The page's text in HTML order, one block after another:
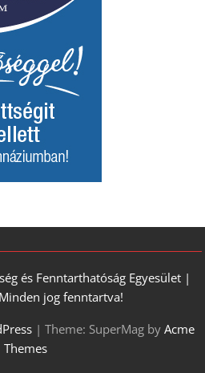
és Fenntarthatóság Egyesület |
jog fenntartva!
| Theme: SuperMag by Acme
Themes